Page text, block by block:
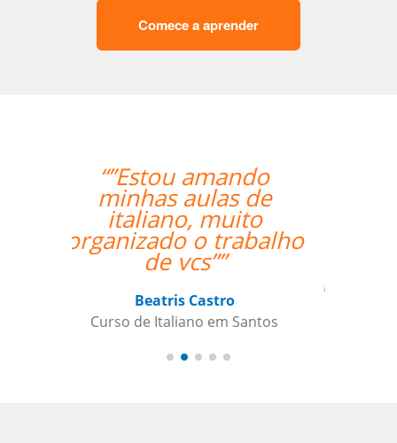
Comece a aprender
“”The class with Ivo
went well. He knows
his stuff and is very
helpful. He replies
quickly outside class
questions. ””
Curso de Português em Santos